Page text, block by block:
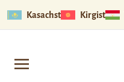
Kasachstan Kirgistan